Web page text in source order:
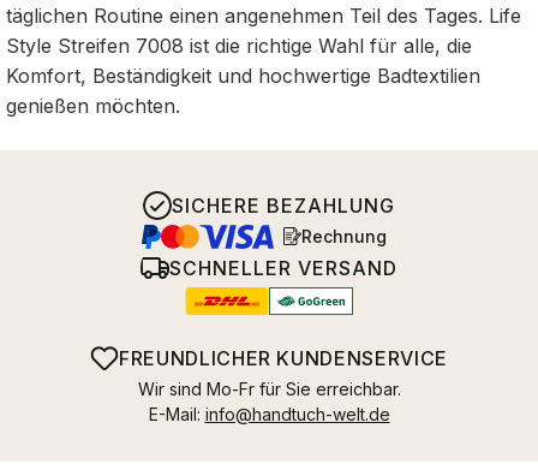
täglichen Routine einen angenehmen Teil des Tages. Life
Style Streifen 7008 ist die richtige Wahl für alle, die
Komfort, Beständigkeit und hochwertige Badtextilien
genießen möchten.
SICHERE BEZAHLUNG
Rechnung
SCHNELLER VERSAND
FREUNDLICHER KUNDENSERVICE
Wir sind Mo-Fr für Sie erreichbar.
E-Mail: info@handtuch-welt.de